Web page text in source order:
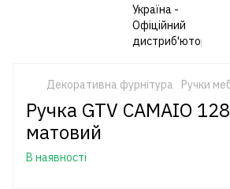
Декоративна фурнітура Ручки
Ручка GTV CAMAIO
матовий
В наявності